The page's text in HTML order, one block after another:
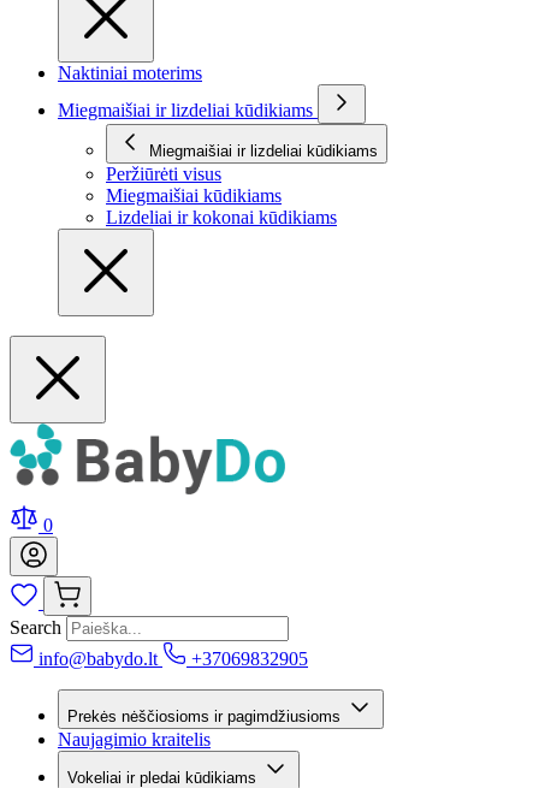
Naktiniai moterims
Miegmaišiai ir lizdeliai kūdikiams
Miegmaišiai ir lizdeliai kūdikiams
Peržiūrėti visus
Miegmaišiai kūdikiams
Lizdeliai ir kokonai kūdikiams
0
Search
info@babydo.lt
+37069832905
Prekės nėščiosioms ir pagimdžiusioms
Naujagimio kraitelis
Vokeliai ir pledai kūdikiams